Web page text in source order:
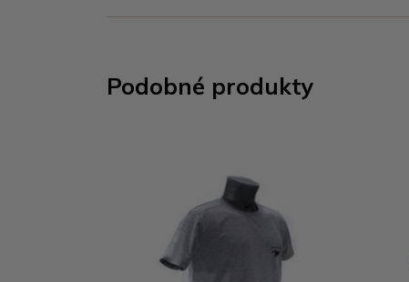
Podobné produkty